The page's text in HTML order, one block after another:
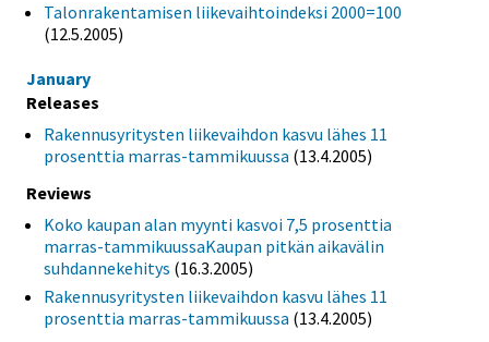
Talonrakentamisen liikevaihtoindeksi 2000=100
(12.5.2005)
January
Releases
Rakennusyritysten liikevaihdon kasvu lähes 11
prosenttia marras-tammikuussa (13.4.2005)
Reviews
Koko kaupan alan myynti kasvoi 7,5 prosenttia
marras-tammikuussaKaupan pitkän aikavälin
suhdannekehitys (16.3.2005)
Rakennusyritysten liikevaihdon kasvu lähes 11
prosenttia marras-tammikuussa (13.4.2005)